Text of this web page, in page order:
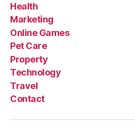
Health
Marketing
Online Games
Pet Care
Property
Technology
Travel
Contact